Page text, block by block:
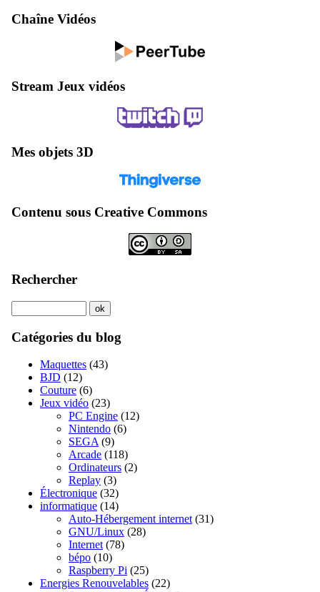
Chaîne Vidéos
Stream Jeux vidéos
Mes objets 3D
Contenu sous Creative Commons
Rechercher
Catégories du blog
Maquettes (43)
BJD (12)
Couture (6)
Jeux vidéo (23)
PC Engine (12)
Nintendo (6)
SEGA (9)
Arcade (118)
Ordinateurs (2)
Replay (3)
Électronique (32)
informatique (14)
Auto-Hébergement internet (31)
GNU/Linux (28)
Internet (78)
bépo (10)
Raspberry Pi (25)
Energies Renouvelables (22)